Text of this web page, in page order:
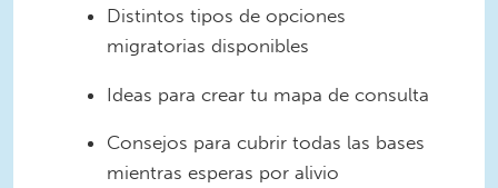
Distintos tipos de opciones
migratorias disponibles
Ideas para crear tu mapa de consulta
Consejos para cubrir todas las bases
mientras esperas por alivio